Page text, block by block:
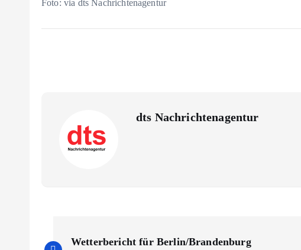
Foto: via dts Nachrichtenagentur
dts Nachrichtenagentur
Wetterbericht für Berlin/Brandenburg